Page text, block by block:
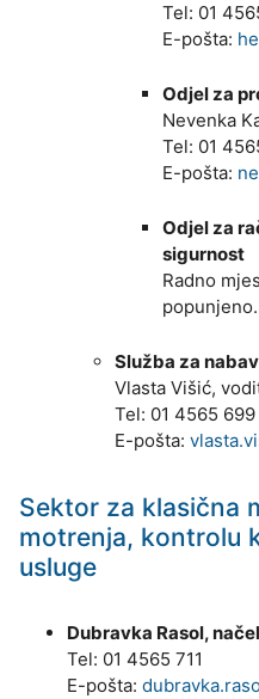
Tel: 01
E-pošta:
Odjel za
Nevenka
Tel: 01
E-pošta:
Odjel za
sigurnost
Radno
popunjeno.
Služba za
Vlasta Višić,
Tel: 01 4565 699
E-pošta:
Sektor za klasična
motrenja, kontrolu
usluge
Dubravka Rasol,
Tel: 01 4565 711
E-pošta: